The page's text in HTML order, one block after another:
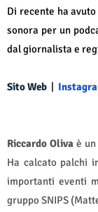
Di recente ha
sonora per un
dal giornalista e
Sito Web
Riccardo Oliva è
Ha calcato palchi
importanti eventi
gruppo SNIPS